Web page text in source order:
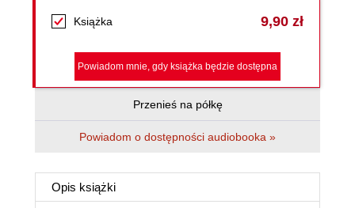
Książka 9,90 zł
Powiadom mnie, gdy książka będzie dostępna
Przenieś na półkę
Powiadom o dostępności audiobooka »
Opis książki